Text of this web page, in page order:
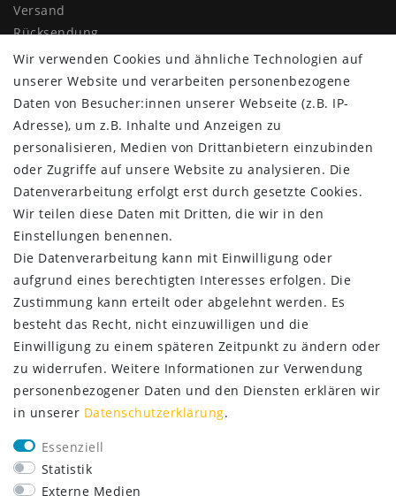
Versand
Rücksendung
Widerrufs­recht
Impressum
Daten­schutz­erklärung
AGB
Kontakt
ZAHLUNG & VERSAND
SERVICE
Lieferung nur 2,95 €
Rücksendung kostenfrei
Wir verwenden Cookies und ähnliche Technologien auf
unserer Website und verarbeiten personenbezogene
Daten von Besucher:innen unserer Webseite (z.B. IP-
Adresse), um z.B. Inhalte und Anzeigen zu
personalisieren, Medien von Drittanbietern einzubinden
oder Zugriffe auf unsere Website zu analysieren. Die
Datenverarbeitung erfolgt erst durch gesetzte Cookies.
Wir teilen diese Daten mit Dritten, die wir in den
Einstellungen benennen.
Die Datenverarbeitung kann mit Einwilligung oder
aufgrund eines berechtigten Interesses erfolgen. Die
Zustimmung kann erteilt oder abgelehnt werden. Es
besteht das Recht, nicht einzuwilligen und die
Einwilligung zu einem späteren Zeitpunkt zu ändern oder
zu widerrufen. Weitere Informationen zur Verwendung
personenbezogener Daten und den Diensten erklären wir
in unserer Daten­schutz­erklärung.
Essenziell
Statistik
Externe Medien